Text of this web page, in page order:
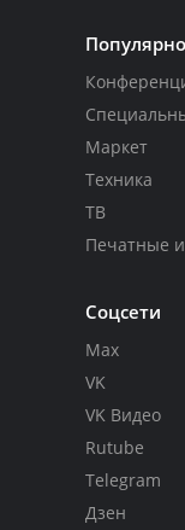
Маркет
Техника
ТВ
Печатные
Соцсети
Max
VK
VK Видео
Rutube
Telegram
Дзен